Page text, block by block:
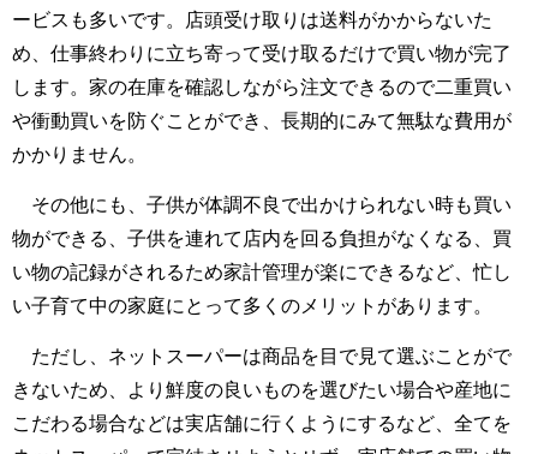
ービスも多いです。店頭受け取りは送料がかからないた
め、仕事終わりに立ち寄って受け取るだけで買い物が完了
します。家の在庫を確認しながら注文できるので二重買い
や衝動買いを防ぐことができ、長期的にみて無駄な費用が
かかりません。
その他にも、子供が体調不良で出かけられない時も買い
物ができる、子供を連れて店内を回る負担がなくなる、買
い物の記録がされるため家計管理が楽にできるなど、忙し
い子育て中の家庭にとって多くのメリットがあります。
ただし、ネットスーパーは商品を目で見て選ぶことがで
きないため、より鮮度の良いものを選びたい場合や産地に
こだわる場合などは実店舗に行くようにするなど、全てを